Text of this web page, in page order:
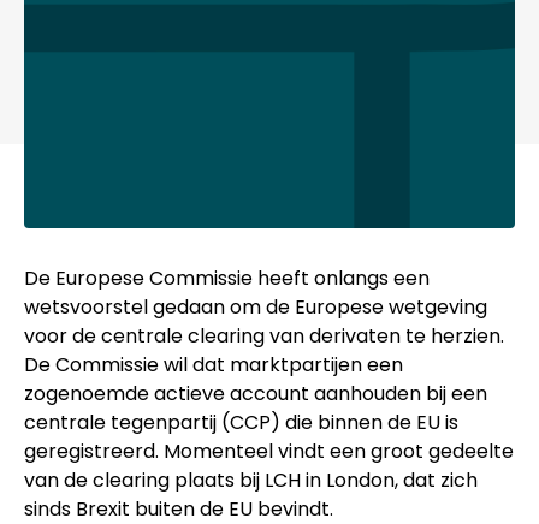
De Europese Commissie heeft onlangs een
wetsvoorstel gedaan om de Europese wetgeving
voor de centrale clearing van derivaten te herzien.
De Commissie wil dat marktpartijen een
zogenoemde actieve account aanhouden bij een
centrale tegenpartij (CCP) die binnen de EU is
geregistreerd. Momenteel vindt een groot gedeelte
van de clearing plaats bij LCH in London, dat zich
sinds Brexit buiten de EU bevindt.